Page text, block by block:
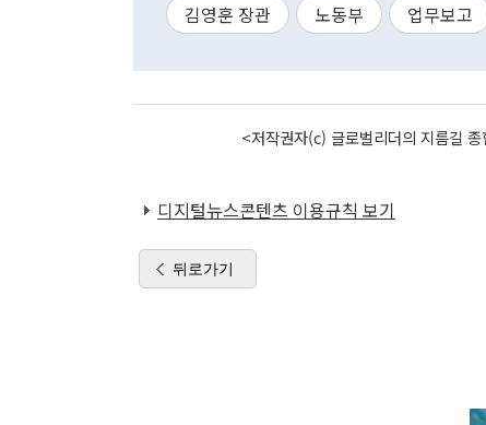
김영훈 장관 노동부 업무보고
<저작권자(c) 글로벌리더의 지름길
디지털뉴스콘텐츠 이용규칙 보기
뒤로가기